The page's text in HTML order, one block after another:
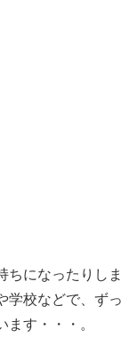
ちになったりしま
学校などで、ずっ
す・・・。